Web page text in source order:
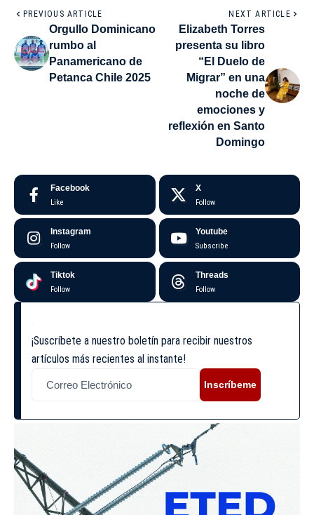
PREVIOUS ARTICLE
Orgullo Dominicano
rumbo al
Panamericano de
Petanca Chile 2025
NEXT ARTICLE
Elizabeth Torres
presenta su libro
“El Duelo de
Migrar” en una
noche de
emociones y
reflexión en Santo
Domingo
Facebook
Like
X
Follow
Instagram
Follow
Youtube
Subscribe
Tiktok
Follow
Threads
Follow
¡Suscríbete a nuestro boletín para recibir nuestros
artículos más recientes al instante!
Inscríbeme